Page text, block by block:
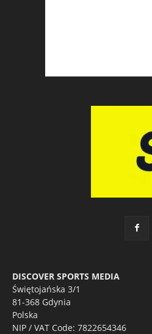
DISCOVER SPORTS MEDIA
Świętojańska 3/1
81-368 Gdynia
Polska
NIP / VAT Code: 7822654346